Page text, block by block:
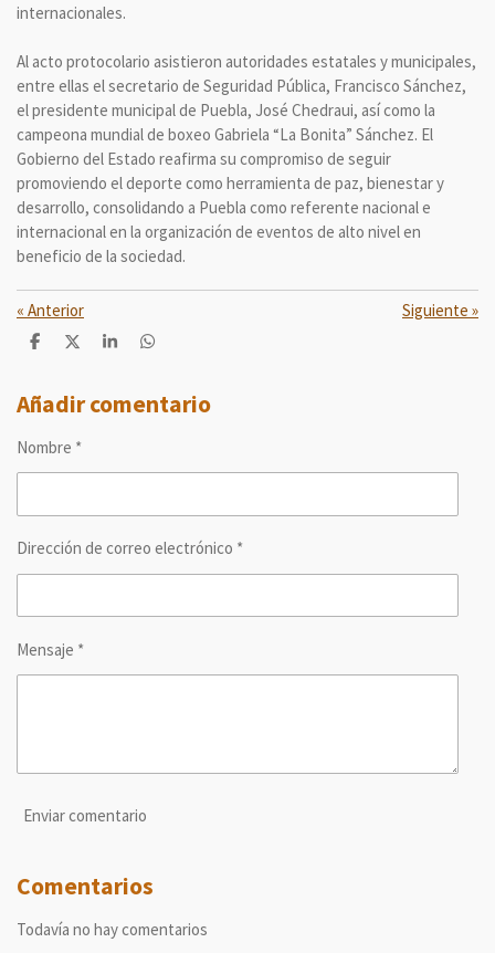
internacionales.
Al acto protocolario asistieron autoridades estatales y municipales,
entre ellas el secretario de Seguridad Pública, Francisco Sánchez,
el presidente municipal de Puebla, José Chedraui, así como la
campeona mundial de boxeo Gabriela “La Bonita” Sánchez. El
Gobierno del Estado reafirma su compromiso de seguir
promoviendo el deporte como herramienta de paz, bienestar y
desarrollo, consolidando a Puebla como referente nacional e
internacional en la organización de eventos de alto nivel en
beneficio de la sociedad.
« Anterior Siguiente »
C
p
a
t
C
p
a
C
p
a
C
p
a
Añadir comentario
Nombre *
Dirección de correo electrónico *
Mensaje *
Enviar comentario
Comentarios
Todavía no hay comentarios